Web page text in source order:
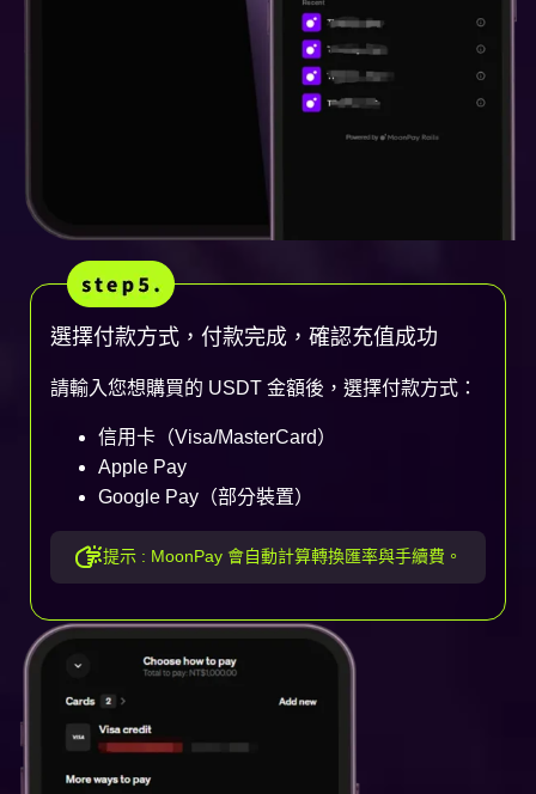
選擇付款方式，付款完成，確認充值成功
請輸入您想購買的 USDT 金額後，選擇付款方式：
信用卡（Visa/MasterCard）
Apple Pay
Google Pay（部分裝置）
提示 : MoonPay 會自動計算轉換匯率與手續費。